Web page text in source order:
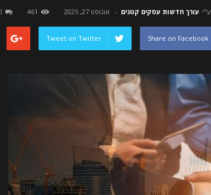
ע"י עורך חדשות עסקים קטנים - אוגוסט 27, 2025 461
Share on Facebook
Tweet on Twitter